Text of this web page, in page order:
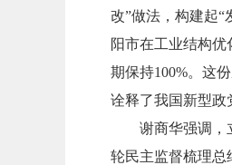
改”做法，构建起
阳市在工业结构
期保持100%。这
诠释了我国新型政
谢商华强调，
轮民主监督梳理总